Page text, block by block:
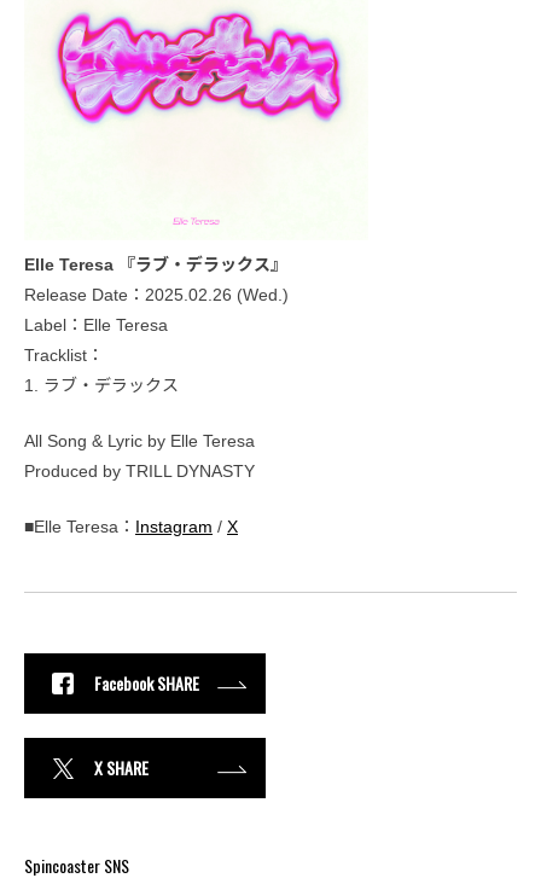
Elle Teresa 『ラブ・デラックス』
Release Date：2025.02.26 (Wed.)
Label：Elle Teresa
Tracklist：
1. ラブ・デラックス
All Song & Lyric by Elle Teresa
Produced by TRILL DYNASTY
■Elle Teresa： Instagram / X
Facebook SHARE
X SHARE
Spincoaster SNS